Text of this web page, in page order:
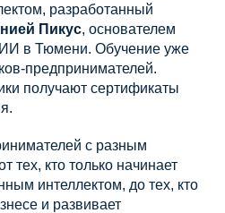
разработанный
Пикус, основателем
в Тюмени. Обучение уже
предпринимателей.
получают сертификаты
с разным
тех, кто только начинает
интеллектом, до тех, кто
и развивает